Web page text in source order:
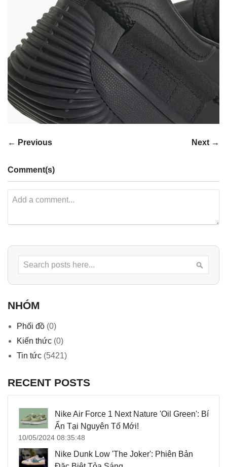
← Previous Next →
Comment(s)
Search
NHÓM
Phối đồ (0)
Kiến thức (0)
Tin tức (5421)
RECENT POSTS
Nike Air Force 1 Next Nature 'Oil Green': Bí
Ẩn Tại Nguyên Tố Mới!
10/05/2024 08:35:48
Nike Dunk Low 'The Joker': Phiên Bản